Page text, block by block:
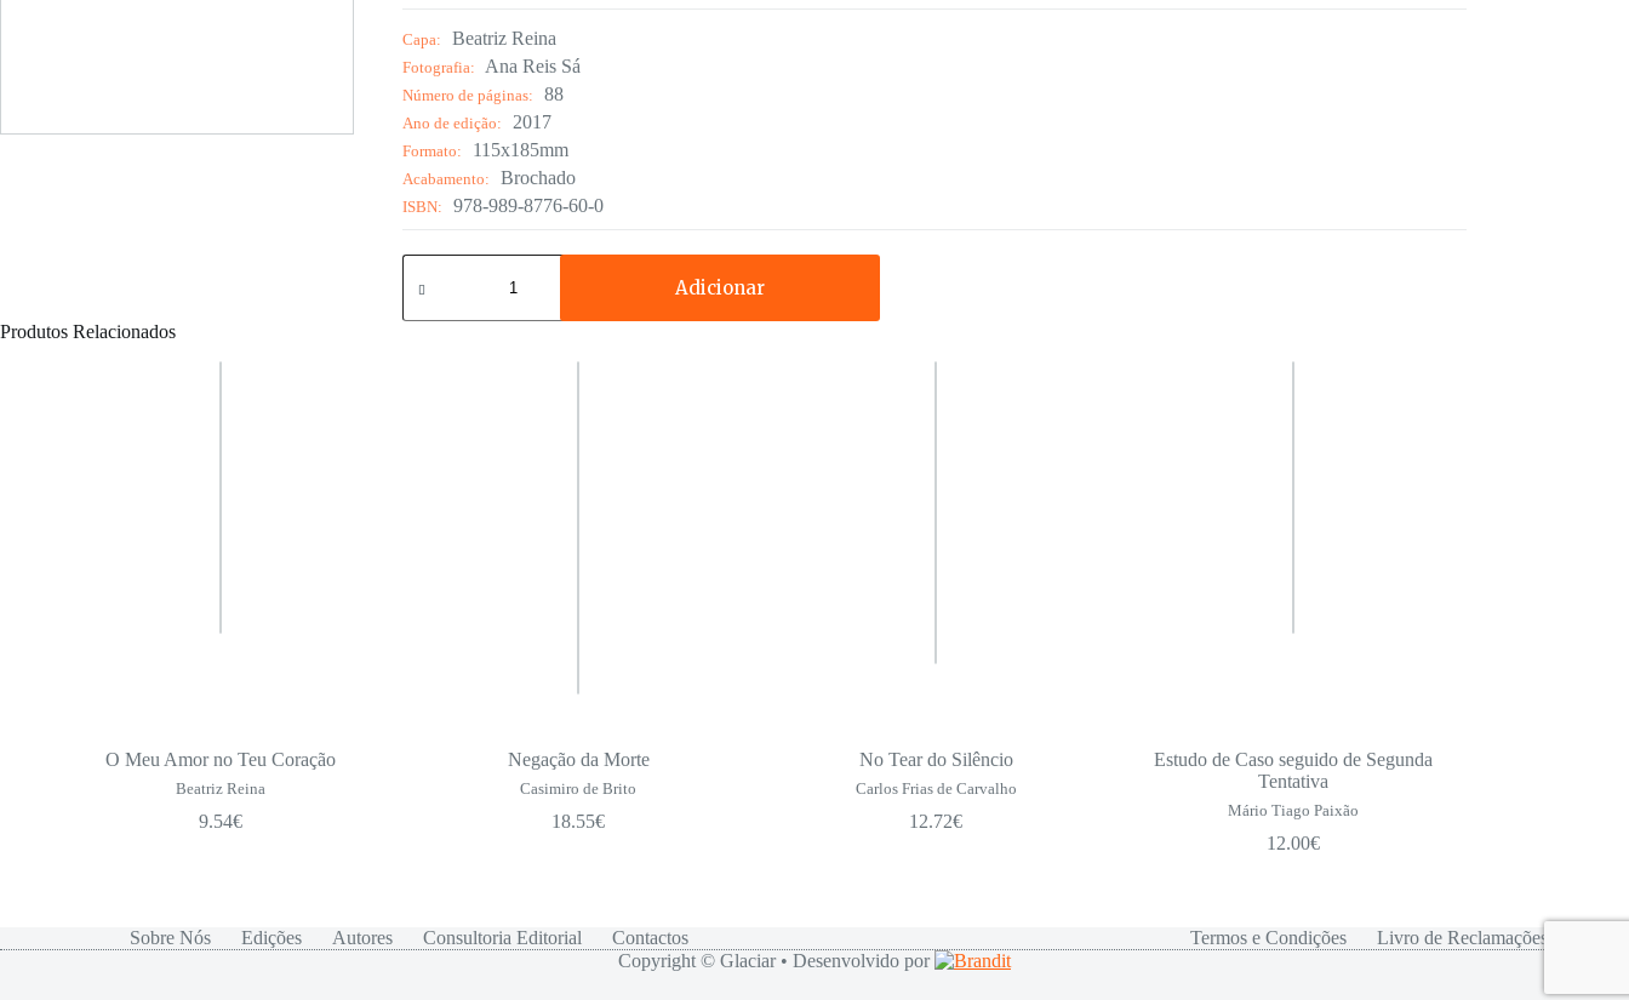
Capa: Beatriz Reina
Fotografia: Ana Reis Sá
Número de páginas: 88
Ano de edição: 2017
Formato: 115x185mm
Acabamento: Brochado
ISBN: 978-989-8776-60-0
Quantidade
de
Portuguesa
Adicionar
Produtos Relacionados
O Meu Amor no Teu Coração
Beatriz Reina
9.54€
Negação da Morte
Casimiro de Brito
18.55€
No Tear do Silêncio
Carlos Frias de Carvalho
12.72€
Estudo de Caso seguido de Segunda
Tentativa
Mário Tiago Paixão
12.00€
Sobre Nós Edições Autores Consultoria Editorial Contactos Termos e Condições
Livro de Reclamações
Copyright © Glaciar • Desenvolvido por